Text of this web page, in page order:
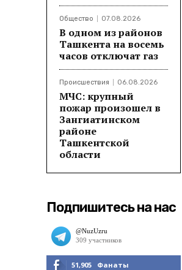
Общество 07.08.2026
В одном из районов
Ташкента на восемь
часов отключат газ
Происшествия 06.08.2026
МЧС: крупный
пожар произошел в
Зангиатинском
районе
Ташкентской
области
Подпишитесь на нас
51,905 Фанаты